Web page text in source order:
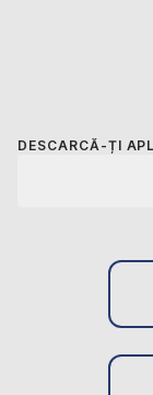
DESCARCĂ-ȚI